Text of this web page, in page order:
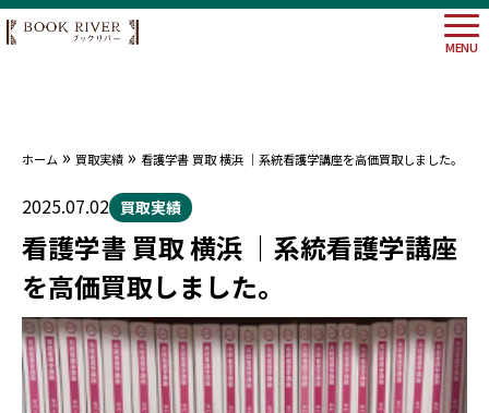
大阪府
埼玉県
神奈川
東京都
MENU
ホーム » 買取実績 » 看護学書 買取 横浜 ｜系統看護学講座を高価買取しました。
2025.07.02 買取実績
看護学書 買取 横浜 ｜系統看護学講座
を高価買取しました。